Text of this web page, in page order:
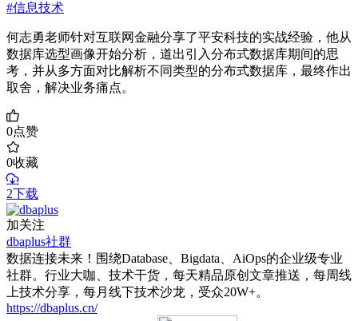
#信息技术
何志勇老师针对互联网金融分享了平安科技的实战经验，他从
数据库选型画像开始分析，道出引入分布式数据库期间的思
考，并从多方面对比解析不同类型的分布式数据库，最终作出
取舍，解决业务痛点。
0点赞
0收藏
2下载
加关注
dbaplus社群
数据连接未来！围绕Database、Bigdata、AiOps的企业级专业
社群。行业大咖、技术干货，每天精品原创文章推送，每周线
上技术分享，每月线下技术沙龙，受众20W+。
https://dbaplus.cn/